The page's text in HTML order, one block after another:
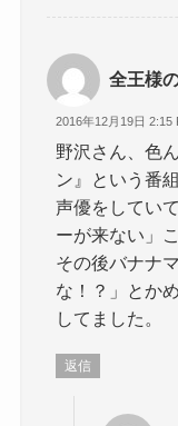
全王様
2016年12月19日 2:15
野沢さん、色
ン』という番
声優をしてい
ーが来ない」
その後バナナ
な！？」とか
してました。
返信